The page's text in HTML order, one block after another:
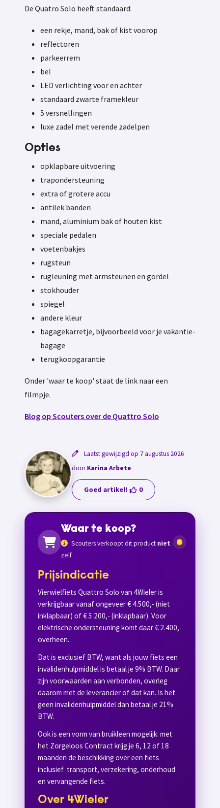
De Quatro Solo heeft standaard:
een rekje, mand, bak of kist voorop
reflectoren
parkeerrem
bel
LED verlichting voor en achter
standaard zwarte framekleur
5 versnellingen
luxe zadel met verende zadelpen
Opties
opklapbare uitvoering
trapondersteuning
extra of grotere accu
antilek banden
mand, aluminium bak of houten kist
speciale pedalen
voetenbakjes
rugsteun
rugleuning met armsteunen en gordel
stokhouder
spiegel
andere kleur
bagagekarretje, bijvoorbeeld voor je vakantie-
bagage
terugkoopgarantie
Onder 'waar te koop' staat de link naar een
filmpje.
Blog op Scouters over de Quattro Solo
Laatst gewijzigd op 7 augustus 2026
doorKarina Arbete
Goed artikel! 0
Waar te koop?
Scouters verkoopt dit product niet
zelf
Prijsindicatie
Vierwielfiets Quattro Solo van 4Wieler is
verkrijgbaar vanaf ongeveer € 4.500,- (niet
inklapbaar) of € 5.200,- (inklapbaar). Voor
elektrische ondersteuning komt daar € 2.400,-
overheen.
Dat is exclusief BTW, want als jouw fiets een
invalidenhulpmiddel is betaal je 9% BTW. Daar
zijn voorwaarden aan verbonden, overleg
daarom met de leverancier of dat kan. Is het
geen invalidenhulpmiddel dan betaal je 21%
BTW.
Ook is een vorm van bruikleen mogelijk: met
het Zorgeloos Contract krijg je 6, 12 of 18
maanden de beschikking over een fiets
inclusief transport, verzekering, onderhoud
en vervangende fiets.
Over 4Wieler